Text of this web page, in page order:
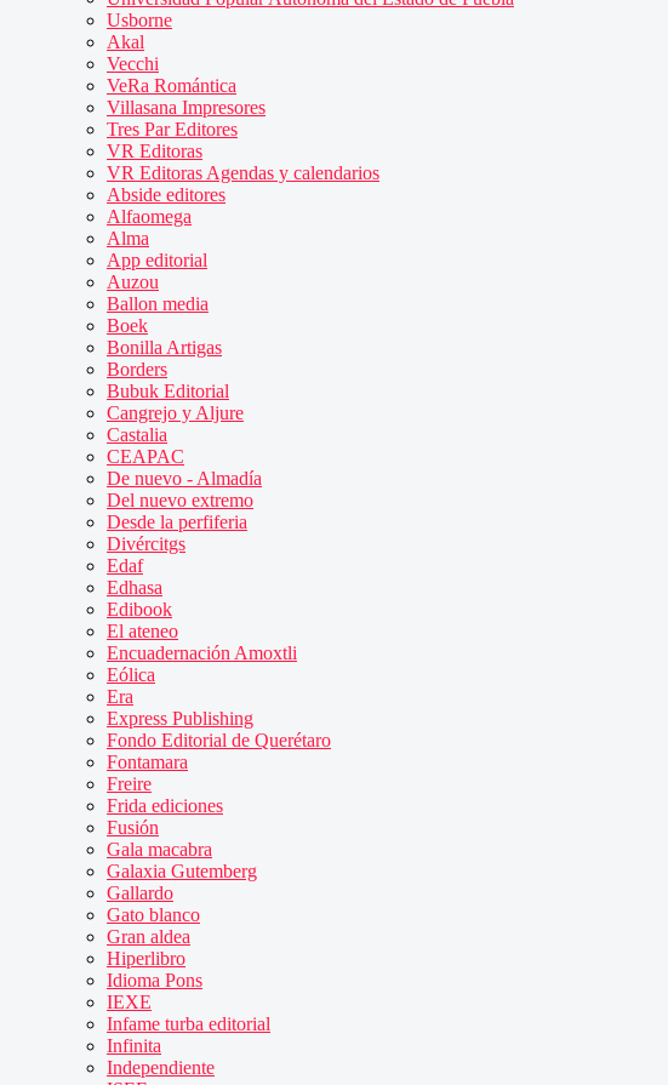
Usborne
Akal
Vecchi
VeRa Romántica
Villasana Impresores
Tres Par Editores
VR Editoras
VR Editoras Agendas y calendarios
Abside editores
Alfaomega
Alma
App editorial
Auzou
Ballon media
Boek
Bonilla Artigas
Borders
Bubuk Editorial
Cangrejo y Aljure
Castalia
CEAPAC
De nuevo - Almadía
Del nuevo extremo
Desde la perfiferia
Divércitgs
Edaf
Edhasa
Edibook
El ateneo
Encuadernación Amoxtli
Eólica
Era
Express Publishing
Fondo Editorial de Querétaro
Fontamara
Freire
Frida ediciones
Fusión
Gala macabra
Galaxia Gutemberg
Gallardo
Gato blanco
Gran aldea
Hiperlibro
Idioma Pons
IEXE
Infame turba editorial
Infinita
Independiente